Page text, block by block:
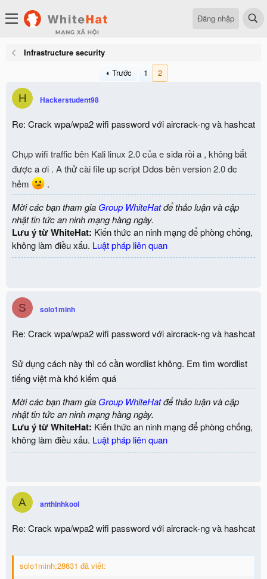
Đăng nhập
Infrastructure security
Trước
1 2
H Hackerstudent98
Re: Crack wpa/wpa2 wifi password với aircrack-ng và hashcat
Chụp wifi traffic bên Kali linux 2.0 của e sida rồi a , không bắt
được a ơi . A thử cài file up script Ddos bên version 2.0 đc
hẻm
.
Mời các bạn tham gia Group WhiteHatđể thảo luận và cập
nhật tin tức an ninh mạng hàng ngày.
Lưu ý từ WhiteHat: Kiến thức an ninh mạng để phòng chống,
không làm điều xấu. Luật pháp liên quan
S solo1minh
Re: Crack wpa/wpa2 wifi password với aircrack-ng và hashcat
Sử dụng cách này thì có cần wordlist không. Em tìm wordlist
tiếng việt mà khó kiếm quá
Mời các bạn tham gia Group WhiteHatđể thảo luận và cập
nhật tin tức an ninh mạng hàng ngày.
Lưu ý từ WhiteHat: Kiến thức an ninh mạng để phòng chống,
không làm điều xấu. Luật pháp liên quan
A anthinhkool
Re: Crack wpa/wpa2 wifi password với aircrack-ng và hashcat
solo1minh;28631 đã viết: